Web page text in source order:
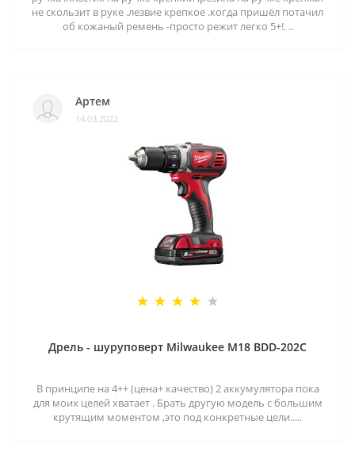
не скользит в руке .лезвие крепкое .когда пришёл потачил
об кожаный ремень -просто режит легко 5+!. ..
Артем
14.03.2022
Дрель - шуруповерт Milwaukee M18 BDD-202C
В принципе на 4++ (цена+ качество) 2 аккумулятора пока
для моих целей хватает . Брать другую модель с большим
крутящим моментом ,это под конкретные цели.....